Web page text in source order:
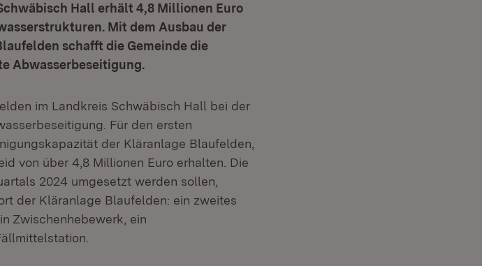
Hall erhält 4,8 Millionen Euro
Mit dem Ausbau der
schafft die Gemeinde die
Abwasserbeseitigung.
im Landkreis Schwäbisch Hall bei der
Für den ersten
der Kläranlage Blaufelden,
von über 4,8 Millionen Euro erhalten. Die
2024 umgesetzt werden sollen,
der Kläranlage Blaufelden: ein zweites
Zwischenhebewerk, ein